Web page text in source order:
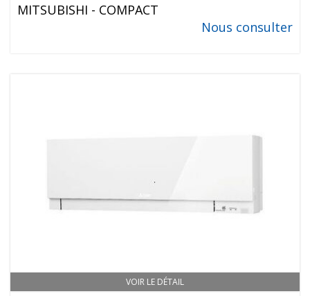
MITSUBISHI - COMPACT
Nous consulter
VOIR LE DÉTAIL